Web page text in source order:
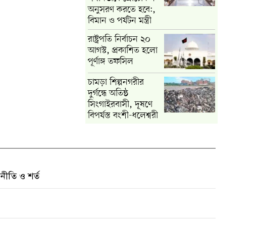
অনুসরণ করতে হবে:,
বিমান ও পর্যটন মন্ত্রী
রাষ্ট্রপতি নির্বাচন ২০
আগস্ট, প্রকাশিত হলো
পূর্ণাঙ্গ তফসিল
চামড়া শিল্পনগরীর
দুর্গন্ধে অতিষ্ঠ
সিংগাইরবাসী, দূষণে
বিপর্যস্ত বংশী-ধলেশ্বরী
নীতি ও শর্ত